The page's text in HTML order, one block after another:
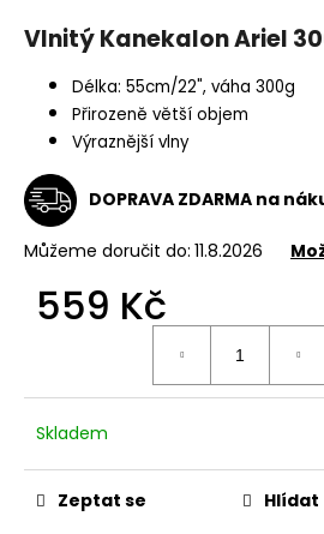
Vlnitý Kanekalon Ariel
Délka: 55cm/22", váha 300g
Přirozeně větší objem
Výraznější vlny
DOPRAVA ZDARMA na
Můžeme doručit do: 11.8.2026
559 Kč
Skladem
Zeptat se Hlídat
a
o
p
o
u